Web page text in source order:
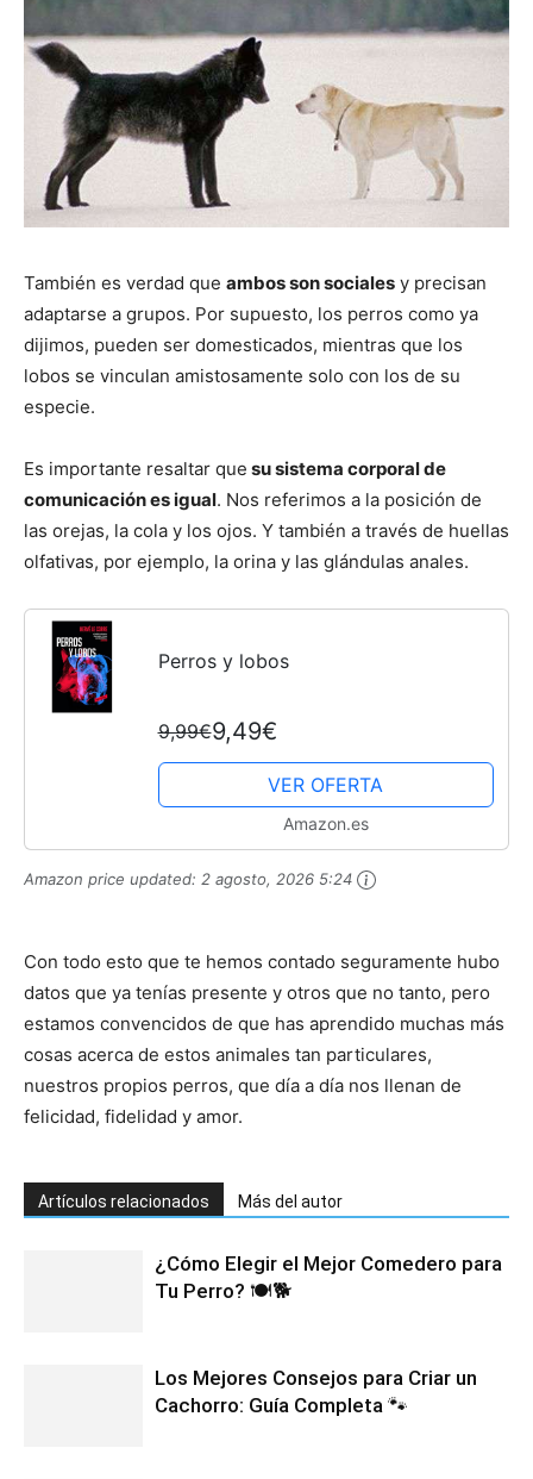
También es verdad que ambos son sociales y precisan
adaptarse a grupos. Por supuesto, los perros como ya
dijimos, pueden ser domesticados, mientras que los
lobos se vinculan amistosamente solo con los de su
especie.
Es importante resaltar que su sistema corporal de
comunicación es igual. Nos referimos a la posición de
las orejas, la cola y los ojos. Y también a través de huellas
olfativas, por ejemplo, la orina y las glándulas anales.
Perros y lobos
9,99€9,49€
VER OFERTA
Amazon.es
Amazon price updated: 2 agosto, 2026 5:24
Con todo esto que te hemos contado seguramente hubo
datos que ya tenías presente y otros que no tanto, pero
estamos convencidos de que has aprendido muchas más
cosas acerca de estos animales tan particulares,
nuestros propios perros, que día a día nos llenan de
felicidad, fidelidad y amor.
Artículos relacionados Más del autor
¿Cómo Elegir el Mejor Comedero para
Tu Perro? 🍽️🐕
Los Mejores Consejos para Criar un
Cachorro: Guía Completa 🐾